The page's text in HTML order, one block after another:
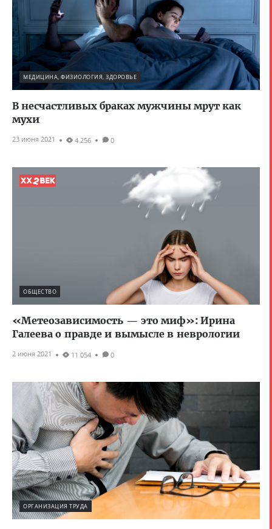
МЕДИЦИНА, ФИЗИОЛОГИЯ, ЗДОРОВЬЕ
В несчастливых браках мужчины мрут как
мухи
23 июня 2021 4 256 0
ОБЩЕСТВО
«Метеозависимость — это миф»: Ирина
Галеева о правде и вымысле в неврологии
2 июня 2021 11 054 0
ОРГАНИЗАЦИЯ ТРУДА